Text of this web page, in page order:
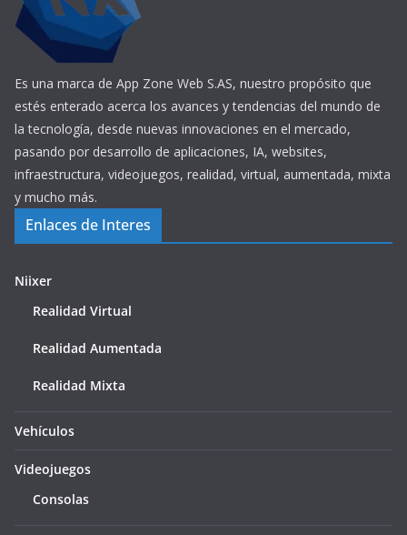
Es una marca de App Zone Web S.AS, nuestro propósito que
estés enterado acerca los avances y tendencias del mundo de
la tecnología, desde nuevas innovaciones en el mercado,
pasando por desarrollo de aplicaciones, IA, websites,
infraestructura, videojuegos, realidad, virtual, aumentada, mixta
y mucho más.
Enlaces de Interes
Niixer
Realidad Virtual
Realidad Aumentada
Realidad Mixta
Vehículos
Videojuegos
Consolas